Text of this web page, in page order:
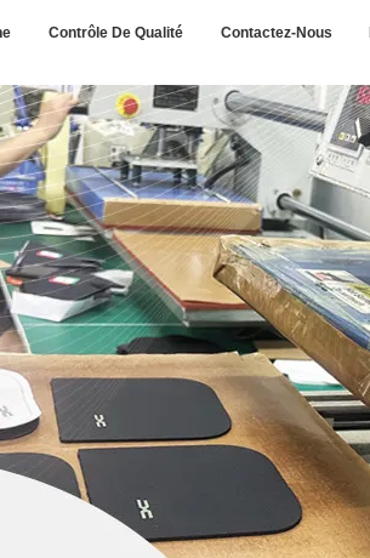
Contrôle De Qualité Contactez-Nous